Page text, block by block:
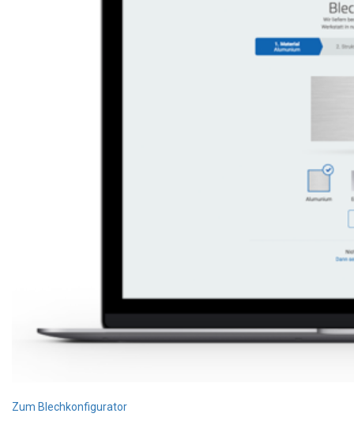
Zum Blechkonfigurator